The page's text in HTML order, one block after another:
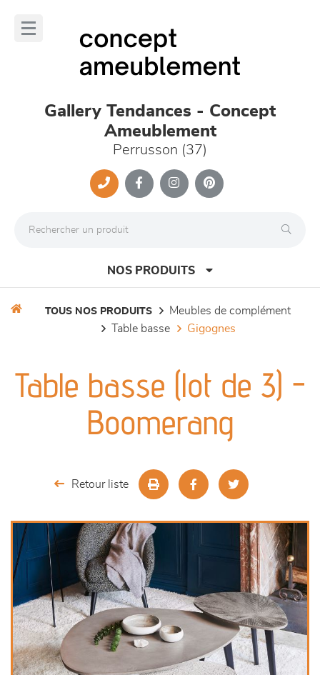
Gallery Tendances - Concept
Ameublement
Perrusson (37)
NOS PRODUITS
séjours
meubles de complément
décoration
TOUS NOS PRODUITS
meubles de complément
table basse
gigognes
Table basse (lot de 3) -
Boomerang
Retour liste